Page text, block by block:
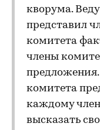
кворума.
представил
комитета
члены
предложения.
комитета
каждому
высказать